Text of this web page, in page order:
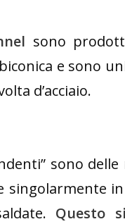
sono
e sono
d’acciaio.
sono
singolarmente
Questo